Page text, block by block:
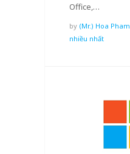
Office,…
by (Mr.) Hoa Pham
nhiều nhất